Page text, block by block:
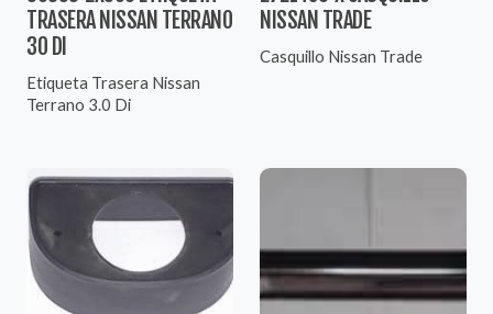
TRASERA NISSAN TERRANO
30 DI
Etiqueta Trasera Nissan
Terrano 3.0 Di
NISSAN TRADE
Casquillo Nissan Trade